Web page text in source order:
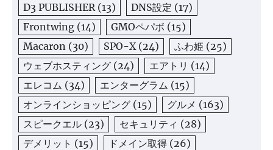
D3 PUBLISHER (13) DNS設定 (17)
Frontwing (14) GMOペパボ (15)
Macaron (30) SPO-X (24) ふわ姫 (25)
ウェブホスティング (24) エアトリ (14)
エレコム (34) エンターグラム (15)
オンラインショッピング (15) グルメ (163)
スピークエル (23) セキュリティ (28)
デメリット (15) ドメイン取得 (26)